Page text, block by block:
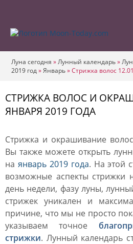
Луна сегодня »Лунный календарь»
2019 год»Январь»Стрижка волос
СТРИЖКА ВОЛОС И
ЯНВАРЯ 2019 ГОДА
Стрижка и окрашивание
Вы также можете открыть
на январь 2019 года. На этой
возможные аспекты стрижки
день недели, фазу луны,
стрижек уникален и
причине, что мы не просто
указываем точное
стрижки. Лунный календарь